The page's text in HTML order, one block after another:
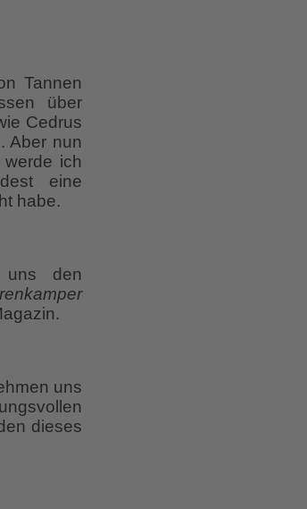
Tannen
über
Cedrus
Aber nun
ich
eine
habe.
uns den
uns
dieses